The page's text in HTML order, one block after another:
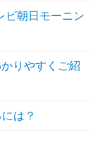
ビ朝日モーニン
りやすくご紹
は？